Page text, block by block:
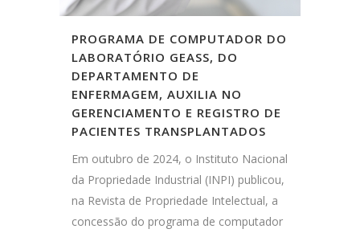
PROGRAMA DE COMPUTADOR DO
LABORATÓRIO GEASS, DO
DEPARTAMENTO DE
ENFERMAGEM, AUXILIA NO
GERENCIAMENTO E REGISTRO DE
PACIENTES TRANSPLANTADOS
Em outubro de 2024, o Instituto Nacional
da Propriedade Industrial (INPI) publicou,
na Revista de Propriedade Intelectual, a
concessão do programa de computador